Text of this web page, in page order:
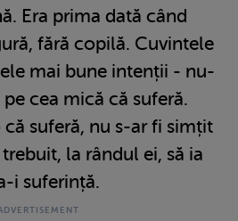
Era prima dată când
fără copilă. Cuvintele
mai bune intenții - nu-
cea mică că suferă.
suferă, nu s-ar fi simțit
la rândul ei, să ia
i suferință.